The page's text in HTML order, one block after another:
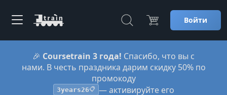
Войти
🎉 Coursetrain 3 года! Спасибо, что вы с
нами. В честь праздника дарим скидку 50% по
промокоду
3years26📋 — активируйте его